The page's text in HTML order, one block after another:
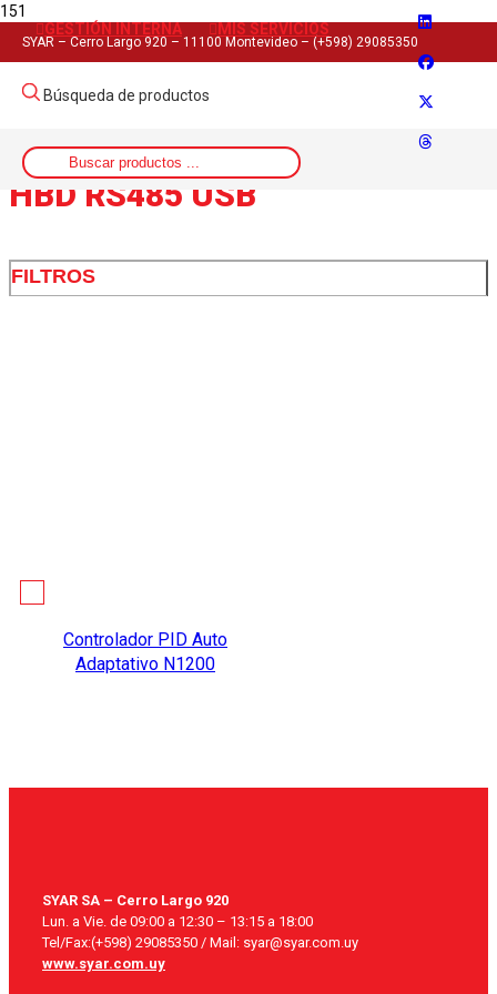
SYAR – Cerro Largo 920 – 11100 Montevideo – (+598) 29085350
GESTIÓN INTERNA MIS SERVICIOS
Búsqueda de productos
Inicio
>
Artículo del producto
>
HBD RS485 USB
FILTROS
Controlador PID Auto
Adaptativo N1200
SYAR SA – Cerro Largo 920
Lun. a Vie. de 09:00 a 12:30 – 13:15 a 18:00
Tel/Fax:(+598) 29085350 / Mail: syar@syar.com.uy
www.syar.com.uy